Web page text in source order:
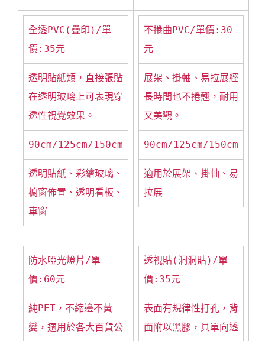
全透PVC(疊印)/單
價:35元
透明貼紙類，直接張貼
在透明玻璃上可表現穿
透性視覺效果。
90cm/125cm/150cm
透明貼紙、彩繪玻璃、
櫥窗佈置、透明看板、
車窗
不捲曲PVC/單價:30
元
展架、掛軸、易拉展經
長時間也不捲翹，耐用
又美觀。
90cm/125cm/150cm
適用於展架、掛軸、易
拉展
防水啞光燈片/單
價:60元
純PET，不縮邊不黃
變，適用於各大百貨公
透視貼(洞洞貼)/單
價:35元
表面有規律性打孔，背
面附以黑膠，具單向透